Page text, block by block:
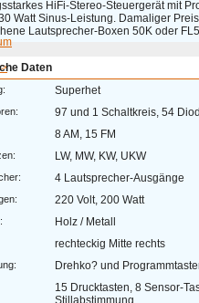
HiFi-Stereo-Steuergerät mit
Watt Sinus-Leistung. Damaliger
Lautsprecher-Boxen 50K oder
Daten
Superhet
97 und 1 Schaltkreis, 54
8 AM, 15 FM
LW, MW, KW, UKW
4 Lautsprecher-Ausgänge
220 Volt, 200 Watt
Holz / Metall
rechteckig Mitte rechts
Drehko? und
15 Drucktasten, 8 Sensor-
Stillabstimmung